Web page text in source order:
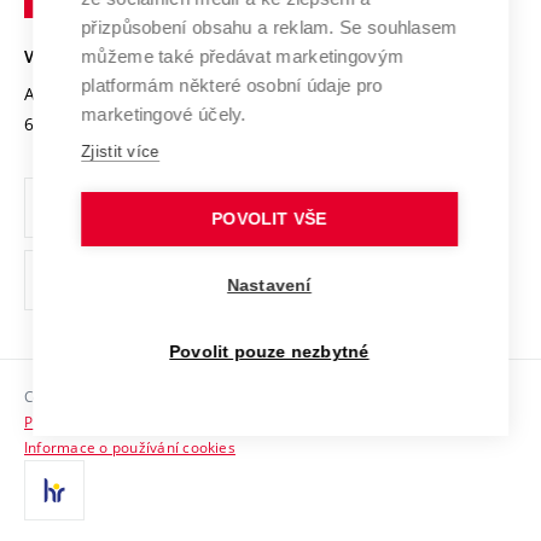
Open Science
Projekty
Projekty ze strukturálních fondů
Specifický výzkum
Univerzitní sítě
Bezpečná univerzita
Vyznamenání
Organizační struktura
Ochrana osobních údajů
odkaz)
Sociální bezpečí
HR Award
Kontakty
VYSOKÉ UČENÍ TECHNICKÉ V BRNĚ
Antonínská 548/1
602 00 Brno
www.vut.cz
vut@vutbr.cz
Copyright © 2026 VUT
Prohlášení o přístupnosti
Informace o používání cookies
přizpůsobení obsahu a reklam. Se souhlasem
můžeme také předávat marketingovým
platformám některé osobní údaje pro
marketingové účely.
Zjistit více
POVOLIT VŠE
Nastavení
Povolit pouze nezbytné